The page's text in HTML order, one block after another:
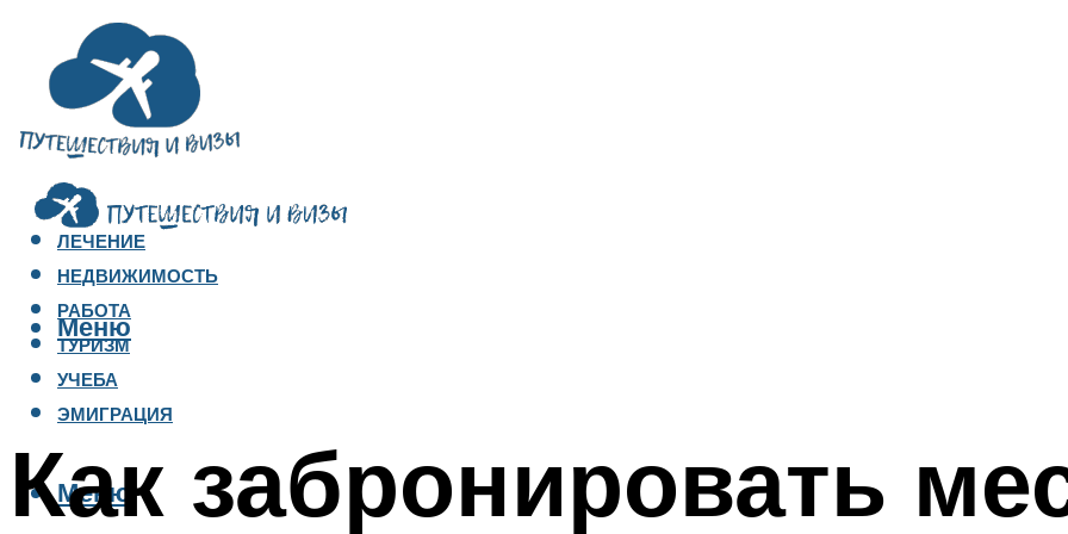
ЛЕЧЕНИЕ
НЕДВИЖИМОСТЬ
РАБОТА
ТУРИЗМ
УЧЕБА
ЭМИГРАЦИЯ
Меню
Меню
Как забронировать